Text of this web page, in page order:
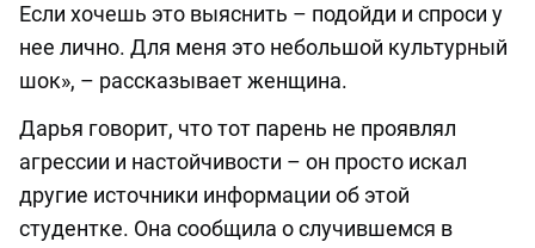
Если хочешь это выяснить – подойди и спроси у
нее лично. Для меня это небольшой культурный
шок», – рассказывает женщина.
Дарья говорит, что тот парень не проявлял
агрессии и настойчивости – он просто искал
другие источники информации об этой
студентке. Она сообщила о случившемся в